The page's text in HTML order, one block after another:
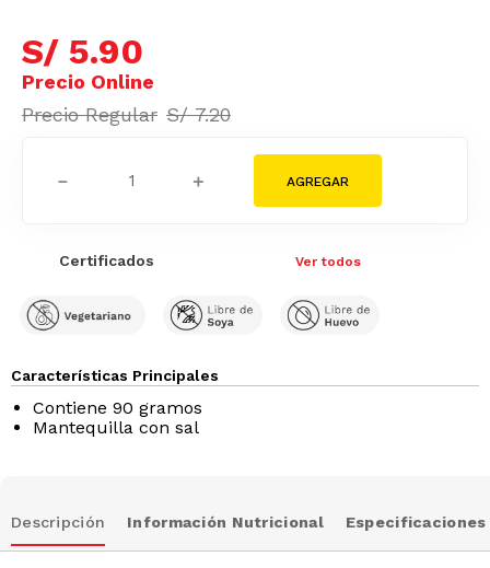
S/ 5.90
S/ 7.20
＋
－
Certificados Ver todos
Características Principales
Contiene 90 gramos
Mantequilla con sal
Descripción Información Nutricional Especificaciones